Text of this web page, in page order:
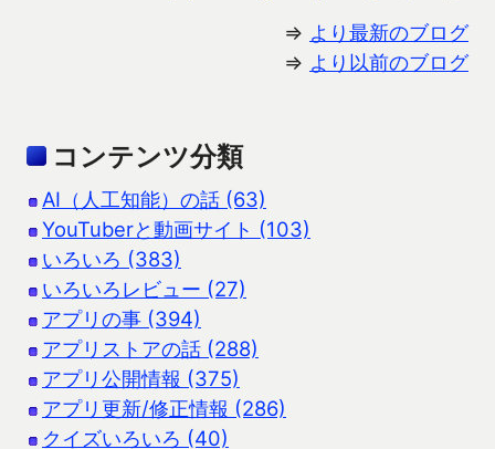
⇒ より最新のブログ
⇒ より以前のブログ
コンテンツ分類
AI（人工知能）の話 (63)
YouTuberと動画サイト (103)
いろいろ (383)
いろいろレビュー (27)
アプリの事 (394)
アプリストアの話 (288)
アプリ公開情報 (375)
アプリ更新/修正情報 (286)
クイズいろいろ (40)